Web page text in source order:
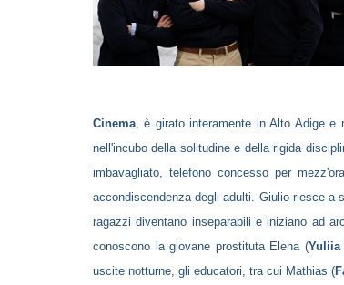
Cinema , è girato interamente in Alto Adige e
nell'incubo della solitudine e della rigida
imbavagliato, telefono concesso per
accondiscendenza degli adulti. Giulio riesce a
ragazzi diventano inseparabili e iniziano ad
conoscono la giovane prostituta Elena (Yuliia
uscite notturne, gli educatori, tra cui Mathias (